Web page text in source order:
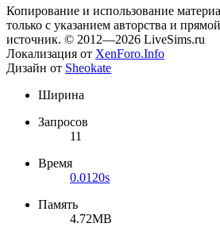
Копирование и использование
только с указанием авторства и
источник. © 2012—2026 LiveSims.ru
Локализация от XenForo.Info
Дизайн от Sheokate
Ширина
Запросов
11
Время
0.0120s
Память
4.72MB